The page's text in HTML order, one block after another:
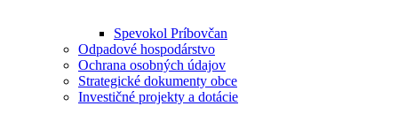
Spevokol Príbovčan
Odpadové hospodárstvo
Ochrana osobných údajov
Strategické dokumenty obce
Investičné projekty a dotácie